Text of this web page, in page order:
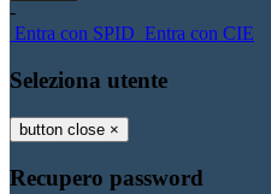
-
Entra con SPID Entra con CIE
Seleziona utente
button close ×
Recupero password